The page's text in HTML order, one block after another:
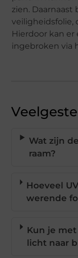
zien. Daarnaast
veiligheidsfolie,
Hierdoor kan
ingebroken via
Wat zijn
raam?
Hoeveel
werende
Kun je
licht naar